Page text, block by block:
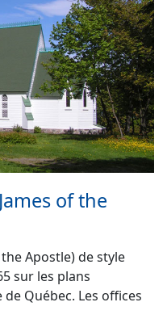
of the
the Apostle) de style
sur les plans
de Québec. Les offices